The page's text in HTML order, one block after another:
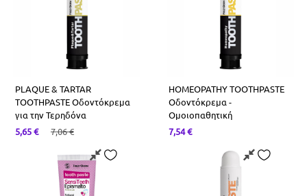
PLAQUE & TARTAR
TOOTHPASTE Οδοντόκρεμα
για την Τερηδόνα
5,65€ 7,06€
HOMEOPATHY TOOTHPASTE
Οδοντόκρεμα -
Ομοιοπαθητική
7,54€